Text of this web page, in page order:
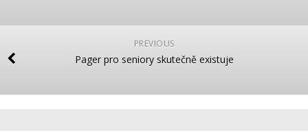
PREVIOUS
Pager pro seniory skutečně existuje